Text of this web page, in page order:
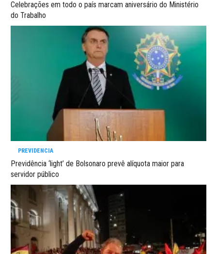
Celebrações em todo o país marcam aniversário do Ministério
do Trabalho
PREVIDENCIA
Previdência ‘light’ de Bolsonaro prevê alíquota maior para
servidor público